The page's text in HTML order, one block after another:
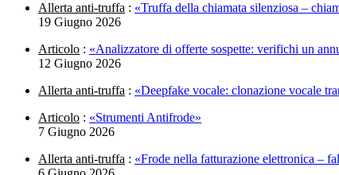
Allerta anti-truffa : «Truffa della chiamata silenziosa –
19 Giugno 2026
Articolo : «Analizzatore di offerte sospette: verifichi un
12 Giugno 2026
Allerta anti-truffa : «Deepfake vocale: clonazione vocale
Articolo : «Strumenti Antifrode»
7 Giugno 2026
Allerta anti-truffa : «Frode nella fatturazione elettronica –